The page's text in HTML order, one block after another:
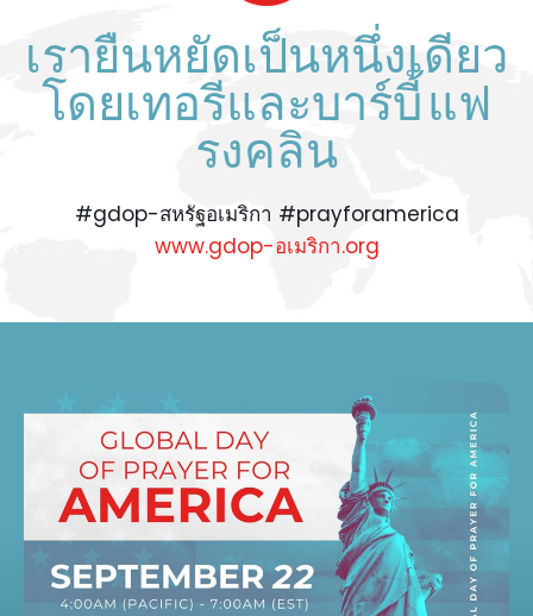
เรายืนหยัดเป็นหนึ่งเดียว
โดยเทอรีและบาร์บี้ แฟ
รงคลิน
#gdop-สหรัฐอเมริกา #prayforamerica
www.gdop-อเมริกา.org